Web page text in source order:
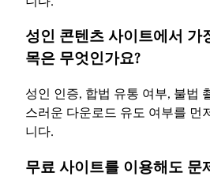
성인 콘텐츠 사이트에서 가
목은 무엇인가요?
성인 인증, 합법 유통 여부, 불법
스러운 다운로드 유도 여부를 먼
니다.
무료 사이트를 이용해도 문